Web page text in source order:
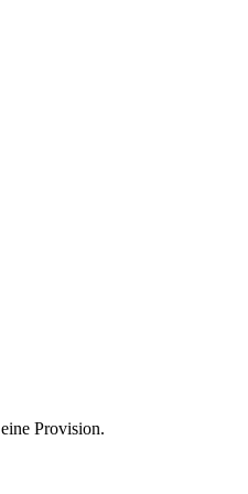
eine Provision.